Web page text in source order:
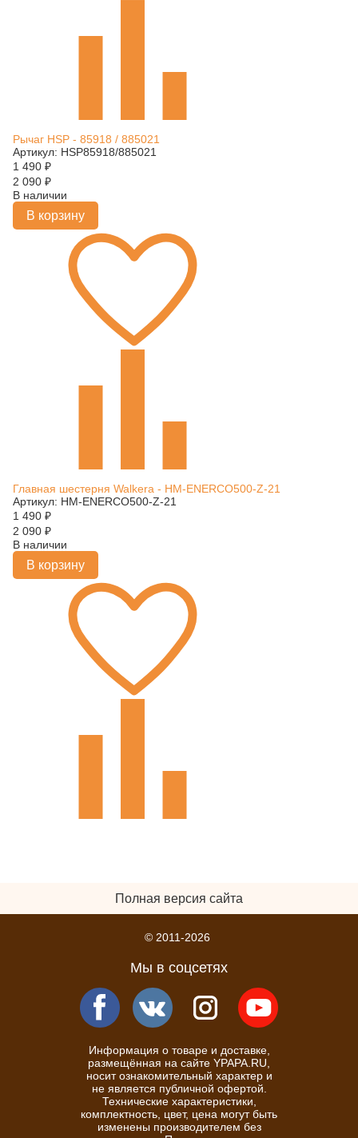
Рычаг HSP - 85918 / 885021
Артикул: HSP85918/885021
1 490 ₽
2 090 ₽
В наличии
В корзину
Главная шестерня Walkera - HM-ENERCO500-Z-21
Артикул: HM-ENERCO500-Z-21
1 490 ₽
2 090 ₽
В наличии
В корзину
Полная версия сайта
© 2011-2026
Мы в соцсетях
Информация о товаре и доставке,
размещённая на сайте YPAPA.RU,
носит ознакомительный характер и
не является публичной офертой.
Технические характеристики,
комплектность, цвет, цена могут быть
изменены производителем без